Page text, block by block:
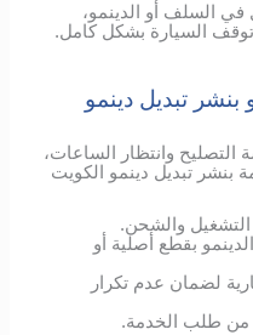
السلف أو الدينمو،
توقف السيارة بشكل كامل.
تبديل دينمو
وانتظار الساعات،
بنشر تبديل دينمو الكويت
والشحن.
بقطع أصلية أو
لضمان عدم تكرار
من طلب الخدمة.